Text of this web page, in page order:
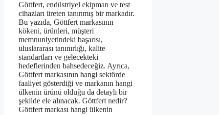
Göttfert, endüstriyel ekipman ve test
cihazları üreten tanınmış bir markadır.
Bu yazıda, Göttfert markasının
kökeni, ürünleri, müşteri
memnuniyetindeki başarısı,
uluslararası tanınırlığı, kalite
standartları ve gelecekteki
hedeflerinden bahsedeceğiz. Ayrıca,
Göttfert markasının hangi sektörde
faaliyet gösterdiği ve markanın hangi
ülkenin ürünü olduğu da detaylı bir
şekilde ele alınacak. Göttfert nedir?
Göttfert markası hangi ülkenin